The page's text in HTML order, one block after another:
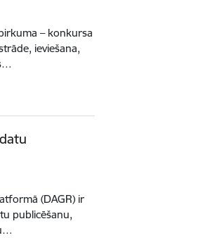
– konkursa
ieviešana,
(DAGR) ir
publicēšanu,